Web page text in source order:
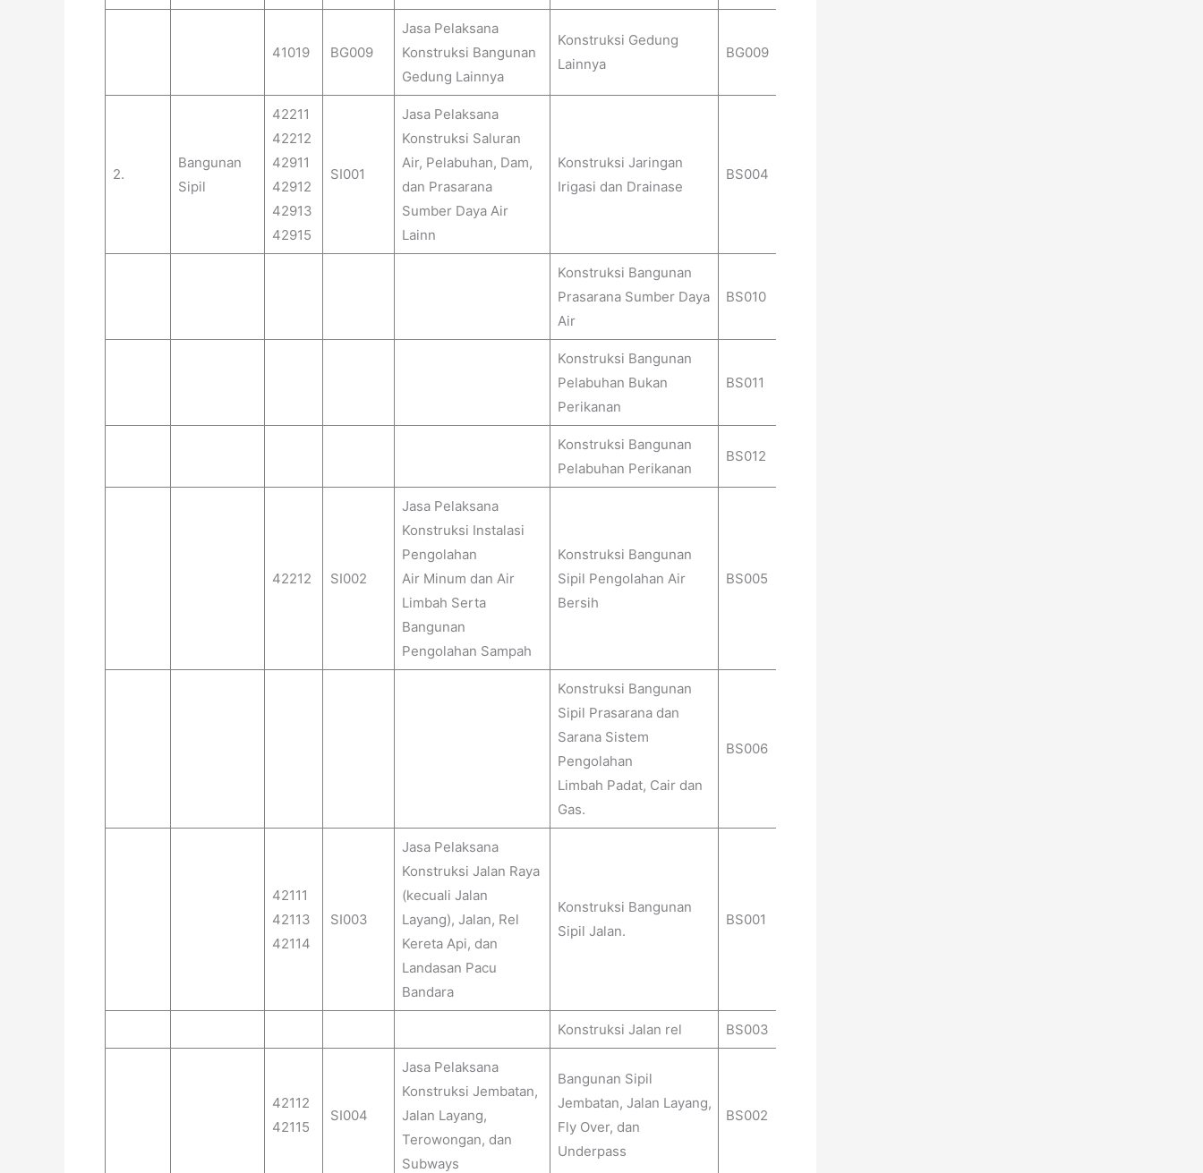
41019 BG009
Jasa Pelaksana
Konstruksi Bangunan
Gedung Lainnya
Konstruksi Gedung
Lainnya
BG009
2.
Bangunan
Sipil
42211
42212
42911
42912
42913
42915
SI001
Jasa Pelaksana
Konstruksi Saluran
Air, Pelabuhan, Dam,
dan Prasarana
Sumber Daya Air
Lainn
Konstruksi Jaringan
Irigasi dan Drainase
BS004
Konstruksi Bangunan
Prasarana Sumber Daya
Air
BS010
Konstruksi Bangunan
Pelabuhan Bukan
Perikanan
BS011
Konstruksi Bangunan
Pelabuhan Perikanan
BS012
42212 SI002
Jasa Pelaksana
Konstruksi Instalasi
Pengolahan
Air Minum dan Air
Limbah Serta
Bangunan
Pengolahan Sampah
Konstruksi Bangunan
Sipil Pengolahan Air
Bersih
BS005
Konstruksi Bangunan
Sipil Prasarana dan
Sarana Sistem
Pengolahan
Limbah Padat, Cair dan
Gas.
BS006
42111
42113
42114
SI003
Jasa Pelaksana
Konstruksi Jalan Raya
(kecuali Jalan
Layang), Jalan, Rel
Kereta Api, dan
Landasan Pacu
Bandara
Konstruksi Bangunan
Sipil Jalan.
BS001
Konstruksi Jalan rel BS003
42112
42115
SI004
Jasa Pelaksana
Konstruksi Jembatan,
Jalan Layang,
Terowongan, dan
Subways
Bangunan Sipil
Jembatan, Jalan Layang,
Fly Over, dan
Underpass
BS002